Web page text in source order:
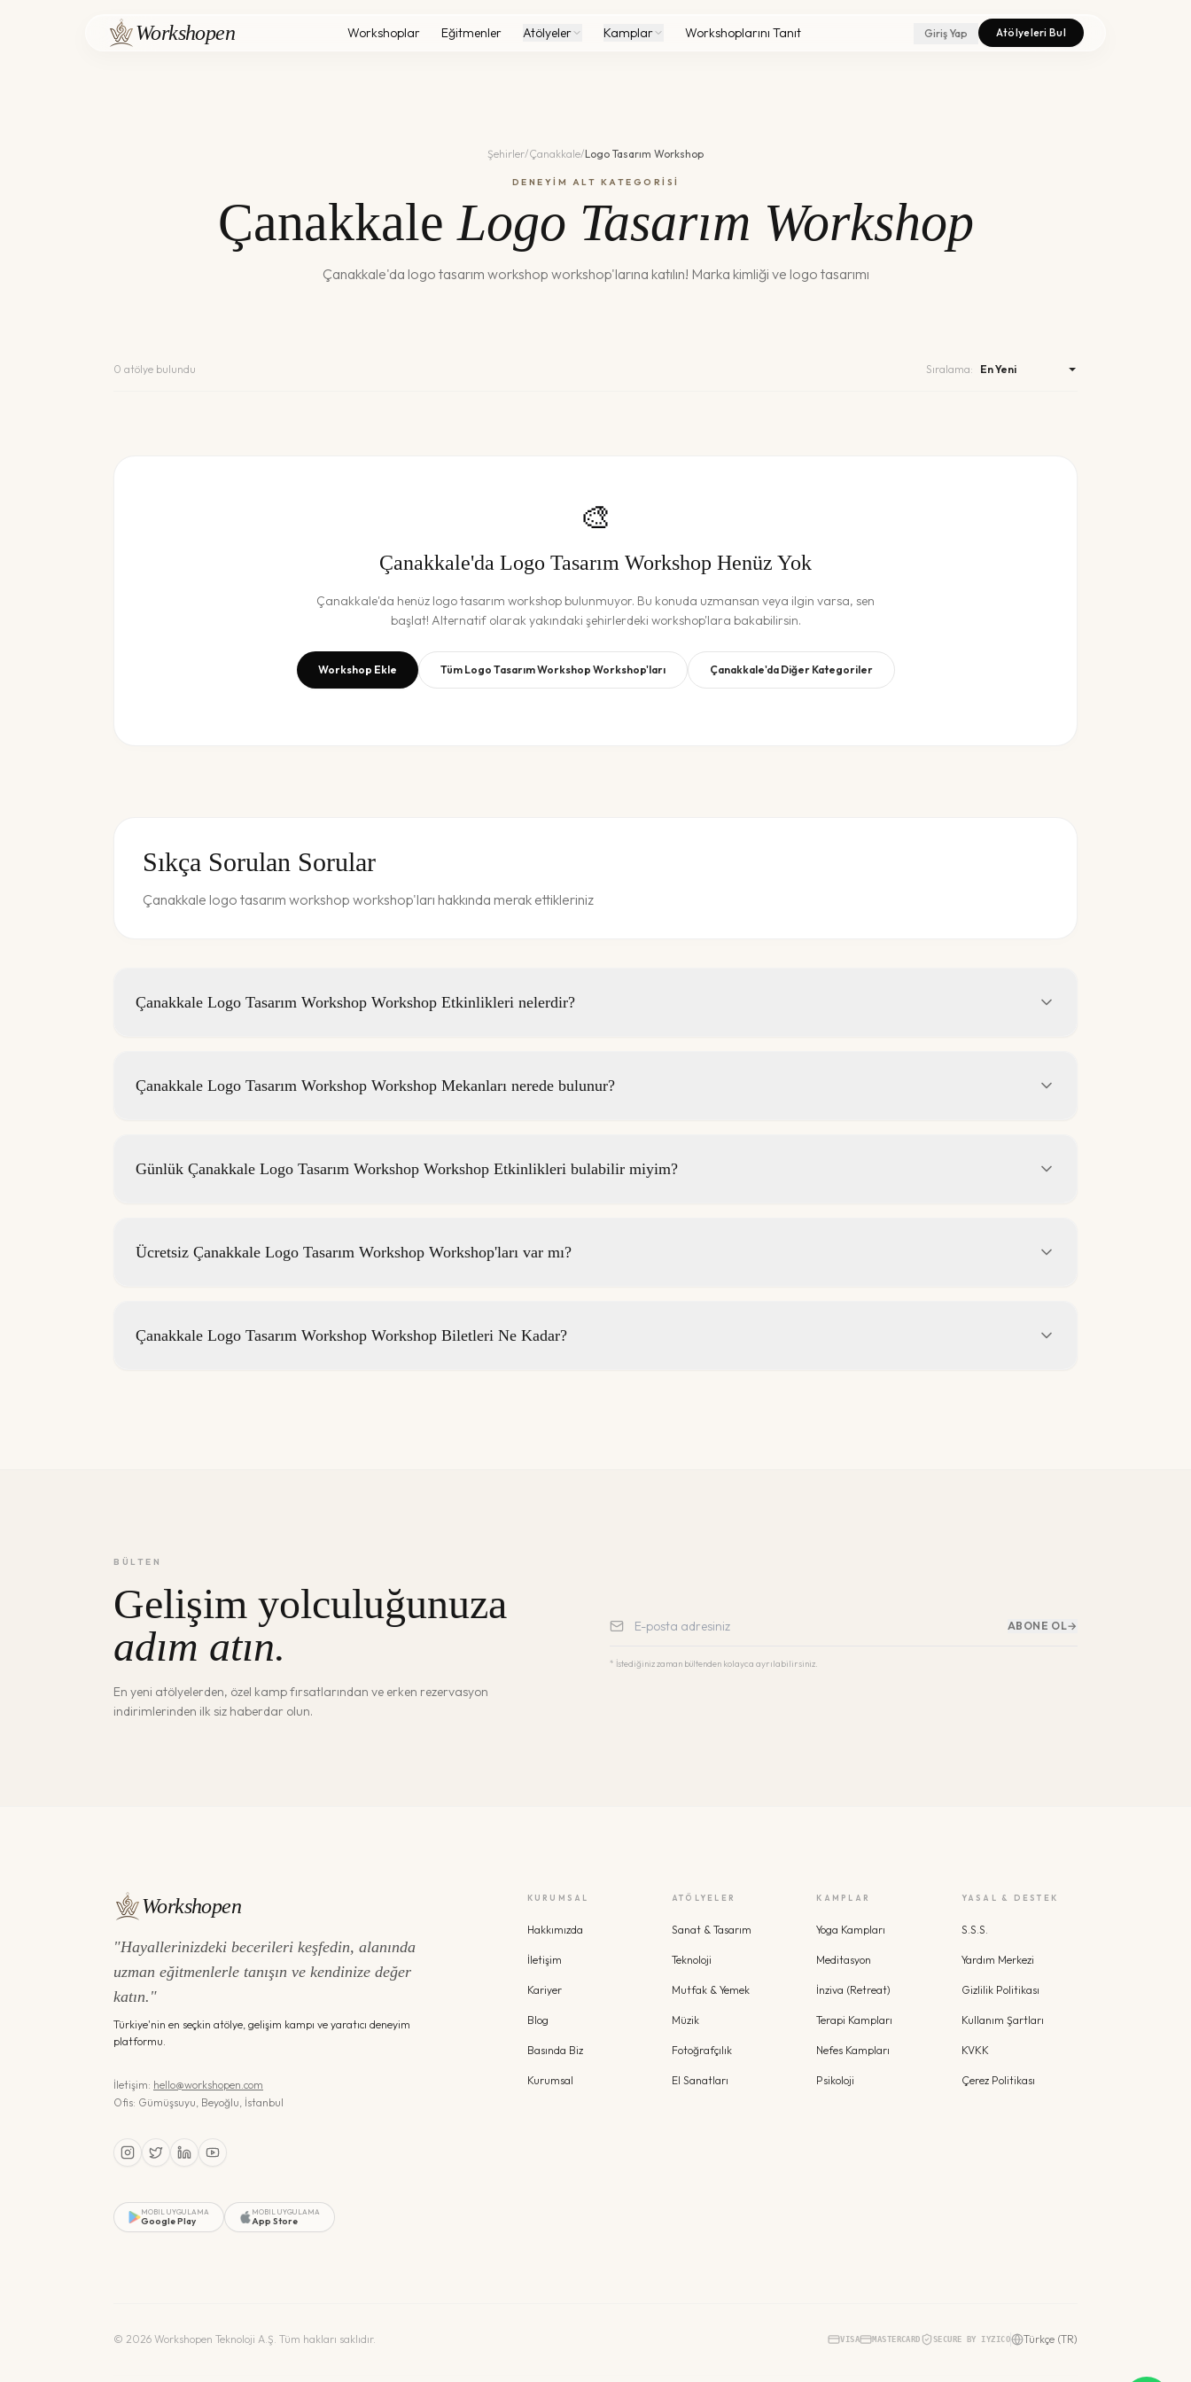
Workshopen Workshoplar Eğitmenler Atölyeler Kamplar Workshoplarını Tanıt Giriş Yap Atölyeleri Bul
Şehirler/Çanakkale/Logo Tasarım Workshop
DENEYİM ALT KATEGORİSİ
Çanakkale Logo Tasarım Workshop
Çanakkale'da logo tasarım workshop workshop'larına katılın! Marka kimliği ve logo tasarımı
0 atölye bulundu Sıralama:
🎨
Çanakkale'da Logo Tasarım Workshop Henüz Yok
Çanakkale'da henüz logo tasarım workshopbulunmuyor. Bu konuda uzmansan veya ilgin varsa, sen
başlat! Alternatif olarak yakındaki şehirlerdeki workshop'lara bakabilirsin.
Workshop Ekle Tüm Logo Tasarım Workshop Workshop'ları Çanakkale'da Diğer Kategoriler
Sıkça Sorulan Sorular
Çanakkale logo tasarım workshop workshop'ları hakkında merak ettikleriniz
Çanakkale Logo Tasarım Workshop Workshop Etkinlikleri nelerdir?
Çanakkale Logo Tasarım Workshop Workshop Mekanları nerede bulunur?
Günlük Çanakkale Logo Tasarım Workshop Workshop Etkinlikleri bulabilir miyim?
Ücretsiz Çanakkale Logo Tasarım Workshop Workshop'ları var mı?
Çanakkale Logo Tasarım Workshop Workshop Biletleri Ne Kadar?
BÜLTEN
Gelişim yolculuğunuza
adım atın.
En yeni atölyelerden, özel kamp fırsatlarından ve erken rezervasyon
indirimlerinden ilk siz haberdar olun.
ABONE OL→
* İstediğiniz zaman bültenden kolayca ayrılabilirsiniz.
Workshopen
"Hayallerinizdeki becerileri keşfedin, alanında
uzman eğitmenlerle tanışın ve kendinize değer
katın."
Türkiye'nin en seçkin atölye, gelişim kampı ve yaratıcı deneyim
platformu.
İletişim: hello@workshopen.com
Ofis: Gümüşsuyu, Beyoğlu, İstanbul
MOBIL UYGULAMA
Google Play
MOBIL UYGULAMA
App Store
KURUMSAL
Hakkımızda
İletişim
Kariyer
Blog
Basında Biz
Kurumsal
ATÖLYELER
Sanat & Tasarım
Teknoloji
Mutfak & Yemek
Müzik
Fotoğrafçılık
El Sanatları
KAMPLAR
Yoga Kampları
Meditasyon
İnziva (Retreat)
Terapi Kampları
Nefes Kampları
Psikoloji
YASAL & DESTEK
S.S.S.
Yardım Merkezi
Gizlilik Politikası
Kullanım Şartları
KVKK
Çerez Politikası
© 2026 Workshopen Teknoloji A.Ş. Tüm hakları saklıdır. VISA MASTERCARD SECURE BY IYZICO Türkçe (TR)